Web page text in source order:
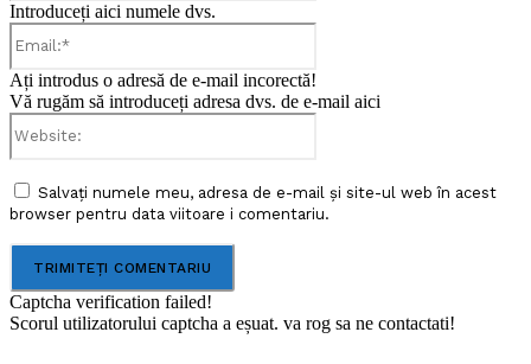
Introduceți aici numele dvs.
Ați introdus o adresă de e-mail incorectă!
Vă rugăm să introduceți adresa dvs. de e-mail aici
Salvați numele meu, adresa de e-mail și site-ul web în acest
browser pentru data viitoare i comentariu.
Captcha verification failed!
Scorul utilizatorului captcha a eșuat. va rog sa ne contactati!